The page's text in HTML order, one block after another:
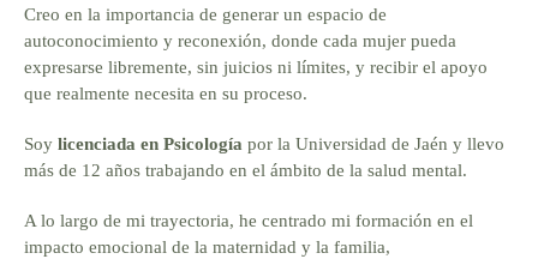
Creo en la importancia de generar un espacio de
autoconocimiento y reconexión, donde cada mujer pueda
expresarse libremente, sin juicios ni límites, y recibir el apoyo
que realmente necesita en su proceso.
Soy licenciada en Psicología por la Universidad de Jaén y llevo
más de 12 años trabajando en el ámbito de la salud mental.
A lo largo de mi trayectoria, he centrado mi formación en el
impacto emocional de la maternidad y la familia,